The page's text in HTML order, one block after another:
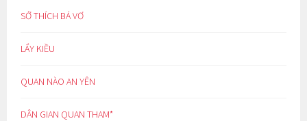
SỞ THÍCH BÁ VƠ
LẨY KIỀU
QUAN NÀO AN YÊN
DÂN GIAN QUAN THAM*